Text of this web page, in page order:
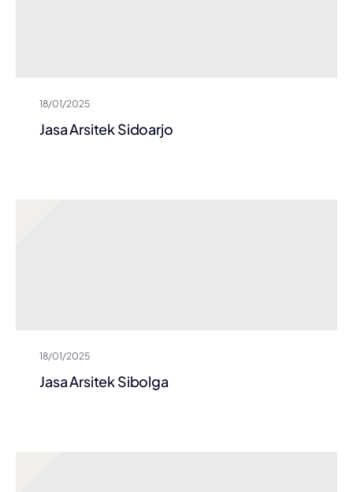
18/01/2025
Jasa Arsitek Sidoarjo
18/01/2025
Jasa Arsitek Sibolga